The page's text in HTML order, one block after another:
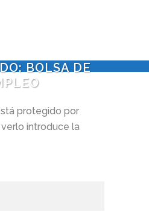
BOLSA DE
protegido por
introduce la